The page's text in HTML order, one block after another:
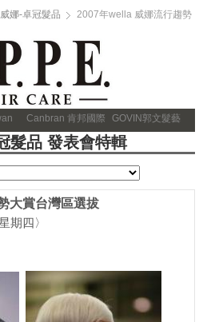
娜-卓冠髮品
2007年wella 威娜流行趨勢
Canbran 肯邦國際 GOVIN郭文髮藝
髮品 發表會特輯
大賞台灣區選拔
期四〉